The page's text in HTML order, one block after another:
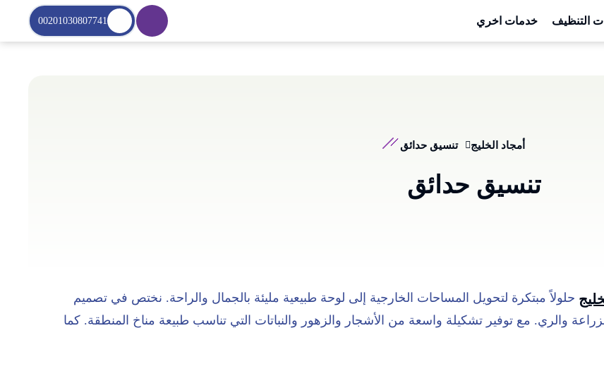
التنظيف خدمات اخري 00201030807741
أمجاد الخليج تنسيق حدائق
تنسيق حدائق
حلولاً مبتكرة لتحويل المساحات الخارجية إلى لوحة طبيعية مليئة بالجمال والراحة. نختص في تصميم
والري. مع توفير تشكيلة واسعة من الأشجار والزهور والنباتات التي تناسب طبيعة مناخ المنطقة. كما